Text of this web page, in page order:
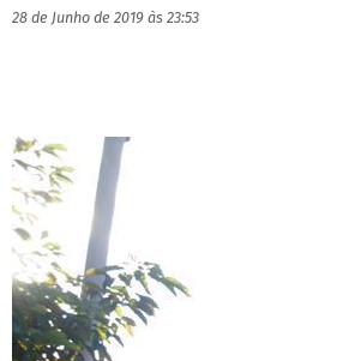
28 de Junho de 2019 às 23:53